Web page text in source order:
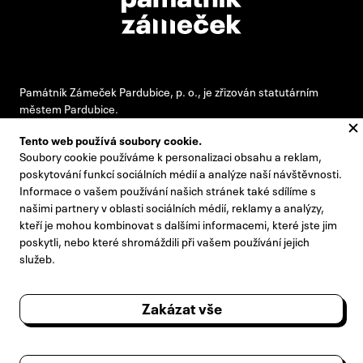
Památník Zámeček Pardubice, p. o., je zřizován statutárním
městem Pardubice.
#pamatnikzamecek
zamecek@zamecek-memorial.cz
+420 732 895 221
Kontakty
Pro novináře
Výroční zprávy
Tento web používá soubory cookie.
Soubory cookie používáme k personalizaci obsahu a reklam,
poskytování funkcí sociálních médií a analýze naší návštěvnosti.
Informace o vašem používání našich stránek také sdílíme s
našimi partnery v oblasti sociálních médií, reklamy a analýzy,
kteří je mohou kombinovat s dalšími informacemi, které jste jim
poskytli, nebo které shromáždili při vašem používání jejich
služeb.
Zakázat vše